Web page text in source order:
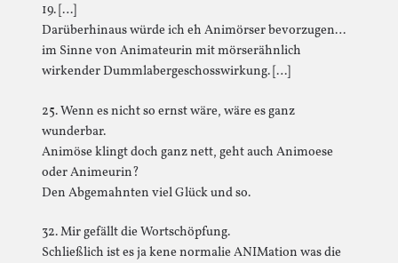
19. […]
Darüberhinaus würde ich eh Animörser bevorzugen…
im Sinne von Animateurin mit mörserähnlich
wirkender Dummlabergeschosswirkung. […]
25. Wenn es nicht so ernst wäre, wäre es ganz
wunderbar.
Animöse klingt doch ganz nett, geht auch Animoese
oder Animeurin?
Den Abgemahnten viel Glück und so.
32. Mir gefällt die Wortschöpfung.
Schließlich ist es ja kene normalie ANIMation was die